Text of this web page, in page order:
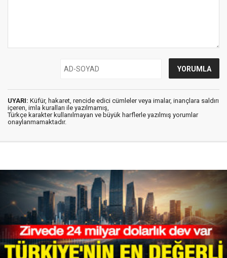
UYARI: Küfür, hakaret, rencide edici cümleler veya imalar, inançlara saldırı
içeren, imla kuralları ile yazılmamış,
Türkçe karakter kullanılmayan ve büyük harflerle yazılmış yorumlar
onaylanmamaktadır.